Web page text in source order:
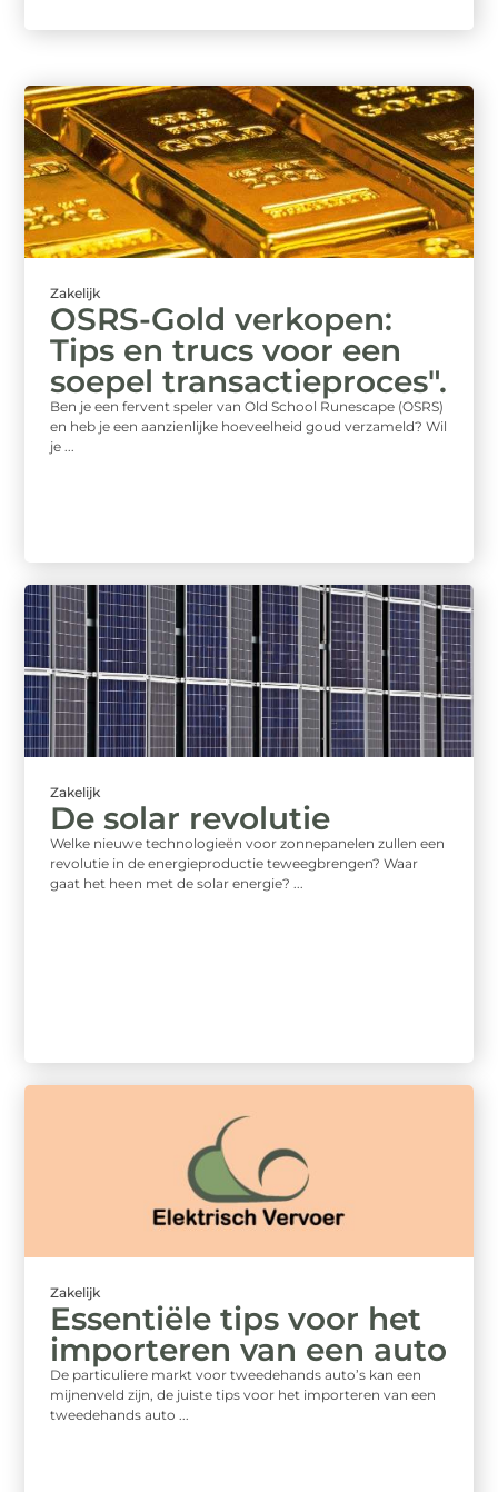
Zakelijk
OSRS-Gold verkopen:
Tips en trucs voor een
soepel transactieproces".
Ben je een fervent speler van Old School Runescape (OSRS)
en heb je een aanzienlijke hoeveelheid goud verzameld? Wil
je ...
Zakelijk
De solar revolutie
Welke nieuwe technologieën voor zonnepanelen zullen een
revolutie in de energieproductie teweegbrengen? Waar
gaat het heen met de solar energie? ...
Zakelijk
Essentiële tips voor het
importeren van een auto
De particuliere markt voor tweedehands auto’s kan een
mijnenveld zijn, de juiste tips voor het importeren van een
tweedehands auto ...